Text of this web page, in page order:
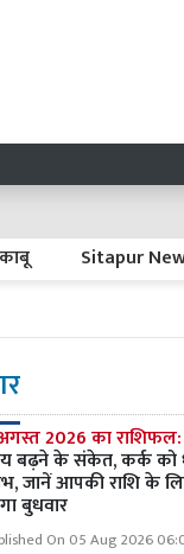
Sitapur News :
2026 का राशिफल:
बढ़ने के संकेत, कर्क को
जानें आपकी राशि के
बुधवार
On 05 Aug 2026